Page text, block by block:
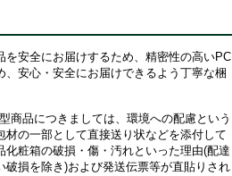
を安全にお届けするため、精密性の高いPC
安心・安全にお届けできるよう丁寧な梱
商品につきましては、環境への配慮という
の一部として直接送り状などを添付して
粧箱の破損・傷・汚れといった理由(配達
破損を除き)および発送伝票等が直貼りされ